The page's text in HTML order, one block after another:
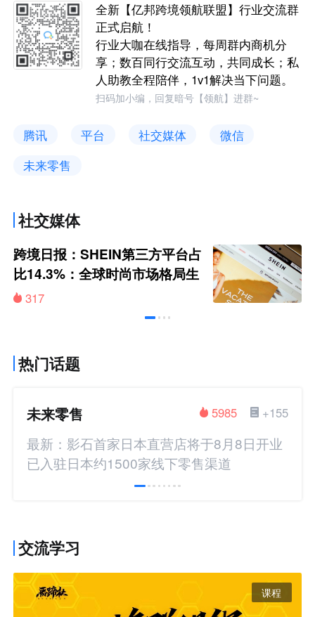
全新【亿邦跨境领航联盟】行业交流群
正式启航！
行业大咖在线指导，每周群内商机分
享；数百同行交流互动，共同成长；私
人助教全程陪伴，1v1解决当下问题。
扫码加小编，回复暗号【领航】进群~
腾讯 平台 社交媒体
微信
未来零售
社交媒体
跨境日报：SHEIN第三方平台占
比14.3%：全球时尚市场格局生
变 净利下滑至20.64亿美元
317
热门话题
未来零售 +155
5985
最新：影石首家日本直营店将于8月8日开业
已入驻日本约1500家线下零售渠道
交流学习
课程